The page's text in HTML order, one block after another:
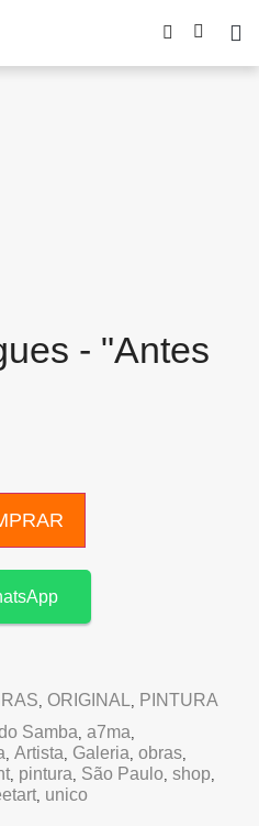
- "Antes
, ORIGINAL, PINTURA
Samba, a7ma,
, Artista, Galeria, obras,
, pintura, São Paulo, shop,
, unico